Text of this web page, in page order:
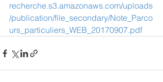
recherche.s3.amazonaws.com/uploads
/publication/file_secondary/Note_Parco
urs_particuliers_WEB_20170907.pdf